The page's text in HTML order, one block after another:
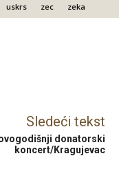
uskrs zec zeka
Sledeći tekst
donatorski
koncert/Kragujevac